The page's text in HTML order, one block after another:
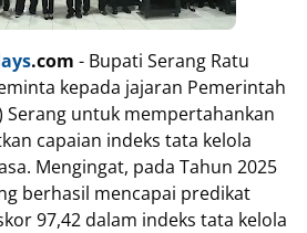
.com - Bupati Serang Ratu
kepada jajaran Pemerintah
Serang untuk mempertahankan
capaian indeks tata kelola
Mengingat, pada Tahun 2025
berhasil mencapai predikat
97,42 dalam indeks tata kelola